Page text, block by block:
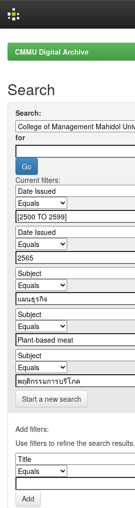
navigationCMMU Digital Archive
Search
Search:
for
Current filters:
Start a new search
Add filters:
Use filters to refine the search results.